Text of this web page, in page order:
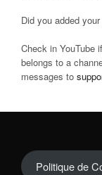
Did you added
Check in YouTube
belongs to a
messages to
Politique de